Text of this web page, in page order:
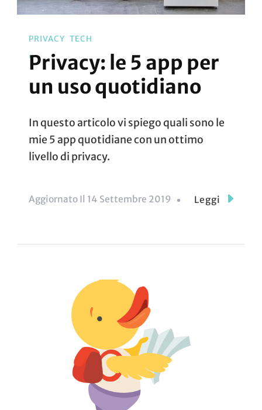
PRIVACY TECH
Privacy: le 5 app per
un uso quotidiano
In questo articolo vi spiego quali sono le
mie 5 app quotidiane con un ottimo
livello di privacy.
Aggiornato Il 14 Settembre 2019 Leggi